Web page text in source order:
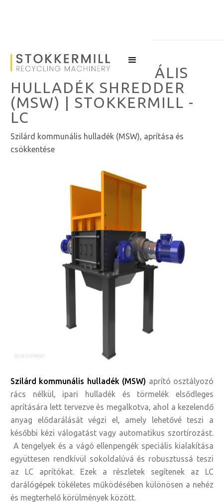
SZILÁRD KOMMUNÁLIS
HULLADÉK SHREDDER
(MSW) | STOKKERMILL -
LC
Szilárd kommunális hulladék (MSW), aprítása és
csökkentése
Szilárd kommunális hulladék (MSW) aprító osztályozó
rács nélkül, ipari hulladék és törmelék elsődleges
aprítására lett tervezve és megalkotva, ahol a kezelendő
anyag elődarálását végzi el, amely lehetővé teszi a
későbbi kézi válogatást vagy automatikus szortírozást.
A tengelyek és a vágó ellenpengék speciális kialakítása
együttesen rendkívül sokoldalúvá és robusztussá teszi
az LC aprítókat. Ezek a részletek segítenek az LC
darálógépek tökéletes működésében különösen a nehéz
és megterhelő körülmények között.